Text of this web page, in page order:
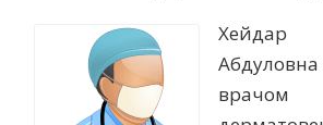
врачом